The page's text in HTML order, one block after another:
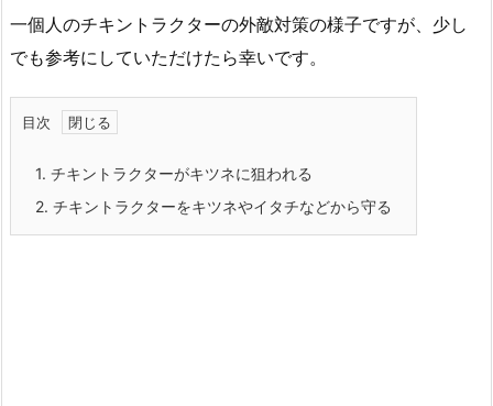
一個人のチキントラクターの外敵対策の様子ですが、少し
でも参考にしていただけたら幸いです。
目次
1. チキントラクターがキツネに狙われる
2. チキントラクターをキツネやイタチなどから守る